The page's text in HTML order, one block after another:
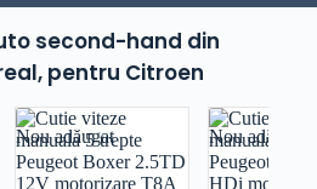
second-hand din
pentru Citroen
Nou adăugat Nou adăugat